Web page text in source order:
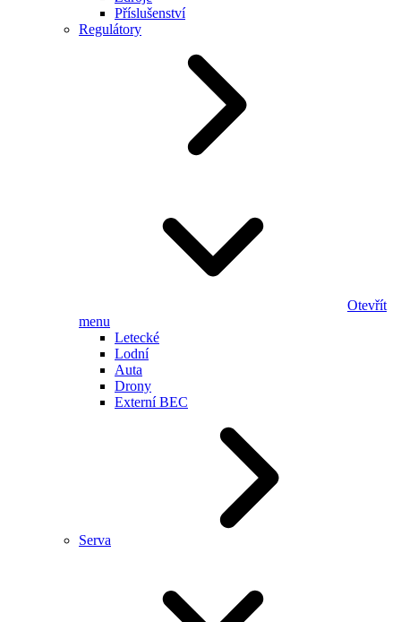
Příslušenství
Regulátory
Otevřít
menu
Letecké
Lodní
Auta
Drony
Externí BEC
Serva